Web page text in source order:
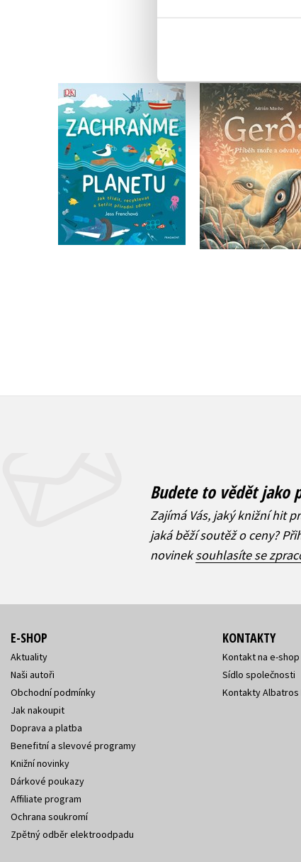
Zachraňme planetu
Jess Frenchová
Do košíku
249 Kč
199 Kč
Gerda: Příběh
odvahy
Adrián Macho
Do košíku
Budete to vědět jako
Zajímá Vás, jaký knižní hit
jaká běží soutěž o ceny?
novineksouhlasíte se
E-SHOP
Aktuality
Naši autoři
Obchodní podmínky
Jak nakoupit
Doprava a platba
Benefitní a slevové programy
Knižní novinky
Dárkové poukazy
Affiliate program
Ochrana soukromí
Zpětný odběr elektroodpadu
KONTAKTY
Kontakt na e-shop
Sídlo společnosti
Kontakty Albatros